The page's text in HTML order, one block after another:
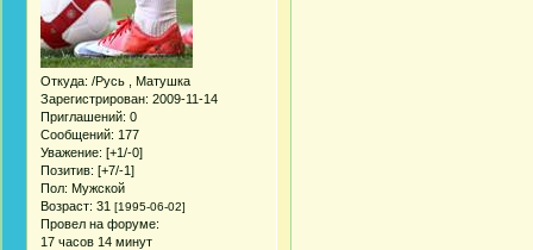
Откуда: /Русь , Матушка
Зарегистрирован: 2009-11-14
Приглашений: 0
Сообщений: 177
Уважение: [+1/-0]
Позитив: [+7/-1]
Пол: Мужской
Возраст: 31 [1995-06-02]
Провел на форуме:
17 часов 14 минут